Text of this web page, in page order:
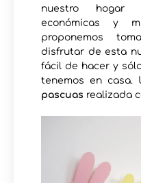
nuestro hogar
económicas y
proponemos
disfrutar de esta
fácil de hacer y
tenemos en casa.
pascuas realizada